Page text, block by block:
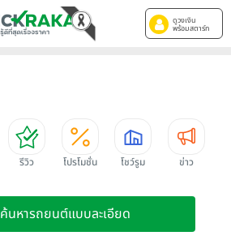
ดูวงเงิน
พร้อมสตาร์ท
รีวิว โปรโมชั่น โชว์รูม ข่าว
ค้นหารถยนต์แบบละเอียด